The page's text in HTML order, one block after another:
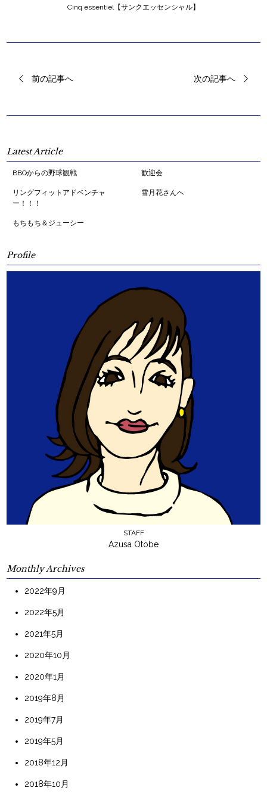
Cinq essentiel【サンクエッセンシャル】
前の記事へ 次の記事へ
Latest Article
BBQからの野球観戦 歓迎会
リングフィットアドベンチャ
ー！！！
雪月花さんへ
もちもち＆ジューシー
Profile
STAFF
Azusa Otobe
Monthly Archives
2022年9月
2022年5月
2021年5月
2020年10月
2020年1月
2019年8月
2019年7月
2019年5月
2018年12月
2018年10月